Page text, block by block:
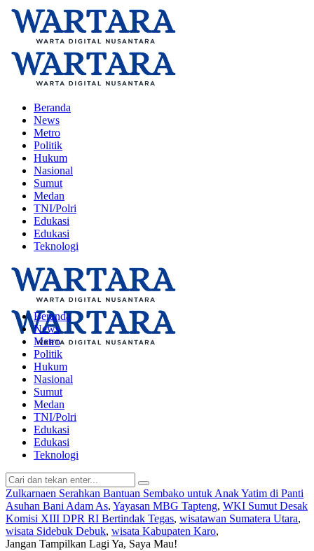
Beranda
News
Metro
Politik
Hukum
Nasional
Sumut
Medan
TNI/Polri
Edukasi
Edukasi
Teknologi
Beranda
News
Metro
Politik
Hukum
Nasional
Sumut
Medan
TNI/Polri
Edukasi
Edukasi
Teknologi
Zulkarnaen Serahkan Bantuan Sembako untuk Anak Yatim di Panti
Asuhan Bani Adam As, Yayasan MBG Tapteng, WKI Sumut Desak
Komisi XIII DPR RI Bertindak Tegas, wisatawan Sumatera Utara,
wisata Sidebuk Debuk, wisata Kabupaten Karo,
Jangan Tampilkan LagiYa, Saya Mau!